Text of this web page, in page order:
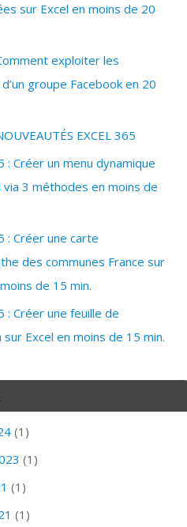
sur Excel en moins de 20
exploiter les
groupe Facebook en 20
EXCEL 365
: Créer un menu dynamique
via 3 méthodes en moins de
: Créer une carte
des communes France sur
de 15 min.
: Créer une feuille de
Excel en moins de 15 min.
(1)
(1)
(1)
(1)